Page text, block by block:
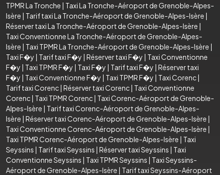
TPMR La Tronche | Taxi La Tronche-Aéroport de Grenoble-Alpes-
Isère | Tarif taxi La Tronche-Aéroport de Grenoble-Alpes-Isère |
Réserver taxi La Tronche-Aéroport de Grenoble-Alpes-Isère |
Taxi Conventionne La Tronche-Aéroport de Grenoble-Alpes-
Isère | Taxi TPMR La Tronche-Aéroport de Grenoble-Alpes-Isère |
Taxi F�y | Tarif taxi F�y | Réserver taxi F�y | Taxi Conventionne
F�y | Taxi TPMR F�y | Taxi F�y | Tarif taxi F�y | Réserver taxi
F�y | Taxi Conventionne F�y | Taxi TPMR F�y | Taxi Corenc|
Tarif taxi Corenc| Réserver taxi Corenc| Taxi Conventionne
Corenc| Taxi TPMR Corenc| Taxi Corenc-Aéroport de Grenoble-
Alpes-Isère | Tarif taxi Corenc-Aéroport de Grenoble-Alpes-
Isère | Réserver taxi Corenc-Aéroport de Grenoble-Alpes-Isère |
Taxi Conventionne Corenc-Aéroport de Grenoble-Alpes-Isère |
Taxi TPMR Corenc-Aéroport de Grenoble-Alpes-Isère | Taxi
Seyssins | Tarif taxi Seyssins | Réserver taxi Seyssins | Taxi
Conventionne Seyssins | Taxi TPMR Seyssins | Taxi Seyssins-
Aéroport de Grenoble-Alpes-Isère | Tarif taxi Seyssins-Aéroport